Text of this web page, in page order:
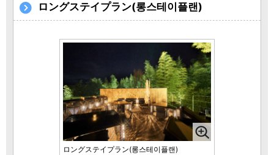
ロングステイプラン(롱스테이플랜)
ロングステイプラン(롱스테이플랜)